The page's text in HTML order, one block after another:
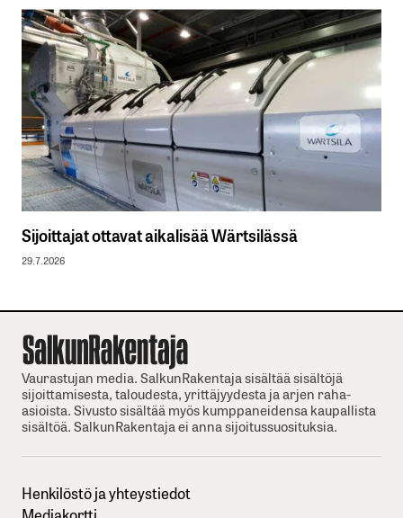
Sijoittajat ottavat aikalisää Wärtsilässä
29.7.2026
Vaurastujan media. SalkunRakentaja sisältää sisältöjä
sijoittamisesta, taloudesta, yrittäjyydesta ja arjen raha-
asioista. Sivusto sisältää myös kumppaneidensa kaupallista
sisältöä. SalkunRakentaja ei anna sijoitussuosituksia.
Henkilöstö ja yhteystiedot